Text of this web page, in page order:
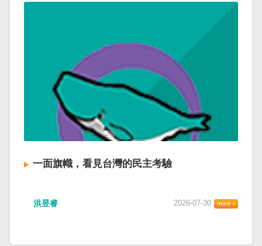
一面旗幟，看見台灣的民主考驗
洪昱睿 2026-07-30